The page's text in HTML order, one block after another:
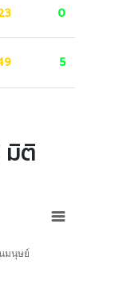
0
5
มิติ
มนุษย์